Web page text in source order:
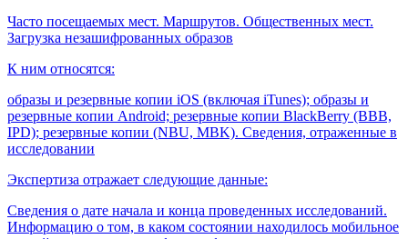
Часто посещаемых мест. Маршрутов. Общественных мест.
Загрузка незашифрованных образов
К ним относятся:
образы и резервные копии iOS (включая iTunes); образы и
резервные копии Android; резервные копии BlackBerry (BBB,
IPD); резервные копии (NBU, MBK). Сведения, отраженные в
исследовании
Экспертиза отражает следующие данные:
Сведения о дате начала и конца проведенных исследований.
Информацию о том, в каком состоянии находилось мобильное